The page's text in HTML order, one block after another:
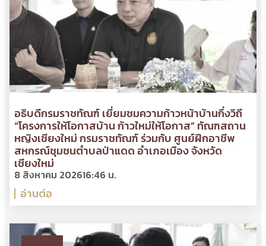
อธิบดีกรมราชทัณฑ์ เยี่ยมชมความก้าวหน้าบ้านกึ่งวิถี
“โครงการให้โอกาสบ้าน ก้าวใหม่ให้โอกาส” ทัณฑสถาน
หญิงเชียงใหม่ กรมราชทัณฑ์ ร่วมกับ ศูนย์ฝึกอาชีพ
สหกรณ์ชุมชนตำบลป่าแดด อำเภอเมือง จังหวัด
เชียงใหม่
8 สิงหาคม 202616:46 น.
อ่านต่อ